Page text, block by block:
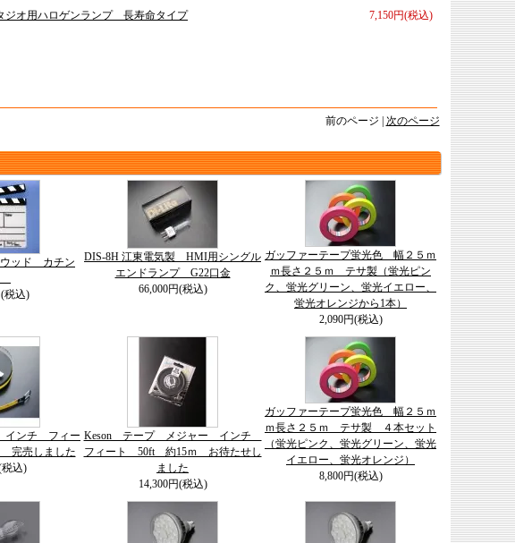
7,150円(税込)
ジオ用ハロゲンランプ 長寿命タイプ
前のページ | 次のページ
ッド カチン
税込)
DIS-8H 江東電気製 HMI用シングル
エンドランプ G22口金
66,000円(税込)
ガッファーテープ蛍光色 幅２５ｍ
ｍ長さ２５ｍ テサ製（蛍光ピン
ク、蛍光グリーン、蛍光イエロー、
蛍光オレンジから1本）
2,090円(税込)
ンチ フィー
完売しました
税込)
Keson テープ メジャー インチ
フィート 50ft 約15ｍ お待たせし
ました
14,300円(税込)
ガッファーテープ蛍光色 幅２５ｍ
ｍ長さ２５ｍ テサ製 ４本セット
（蛍光ピンク、蛍光グリーン、蛍光
イエロー、蛍光オレンジ）
8,800円(税込)